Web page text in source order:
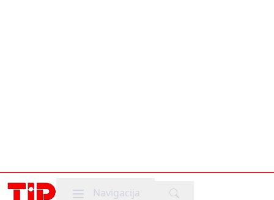
Mobile menu
Navigacija